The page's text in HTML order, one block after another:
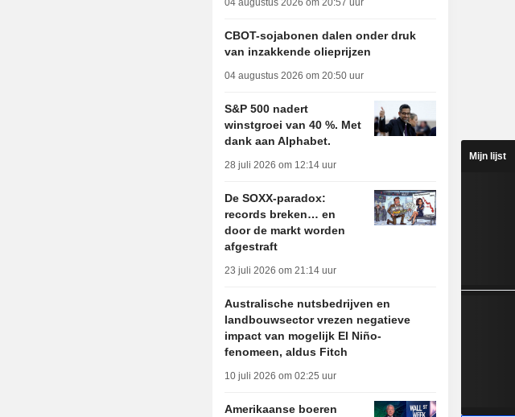
04 augustus 2026 om 20:57 uur
CBOT-sojabonen dalen onder druk
van inzakkende olieprijzen
04 augustus 2026 om 20:50 uur
S&P 500 nadert
winstgroei van 40 %. Met
dank aan Alphabet.
28 juli 2026 om 12:14 uur
De SOXX-paradox:
records breken… en
door de markt worden
afgestraft
23 juli 2026 om 21:14 uur
Australische nutsbedrijven en
landbouwsector vrezen negatieve
impact van mogelijk El Niño-
fenomeen, aldus Fitch
10 juli 2026 om 02:25 uur
Amerikaanse boeren
Mijn lijst